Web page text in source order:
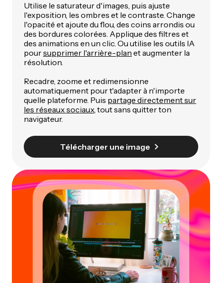
Utilise le saturateur d'images, puis ajuste
l'exposition, les ombres et le contraste. Change
l'opacité et ajoute du flou, des coins arrondis ou
des bordures colorées. Applique des filtres et
des animations en un clic. Ou utilise les outils IA
poursupprimer l'arrière-plan et augmenter la
résolution.
Recadre, zoome et redimensionne
automatiquement pour t'adapter à n'importe
quelle plateforme. Puis partage directement sur
les réseaux sociaux, tout sans quitter ton
navigateur.
Télécharger une image